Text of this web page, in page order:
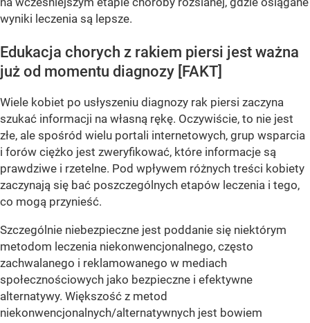
wyniki leczenia są lepsze.
Edukacja chorych z rakiem piersi jest ważna
już od momentu diagnozy [FAKT]
Wiele kobiet po usłyszeniu diagnozy rak piersi zaczyna
szukać informacji na własną rękę. Oczywiście, to nie jest
złe, ale spośród wielu portali internetowych, grup wsparcia
i forów ciężko jest zweryfikować, które informacje są
prawdziwe i rzetelne. Pod wpływem różnych treści kobiety
zaczynają się bać poszczególnych etapów leczenia i tego,
co mogą przynieść.
Szczególnie niebezpieczne jest poddanie się niektórym
metodom leczenia niekonwencjonalnego, często
zachwalanego i reklamowanego w mediach
społecznościowych jako bezpieczne i efektywne
alternatywy. Większość z metod
niekonwencjonalnych/alternatywnych jest bowiem